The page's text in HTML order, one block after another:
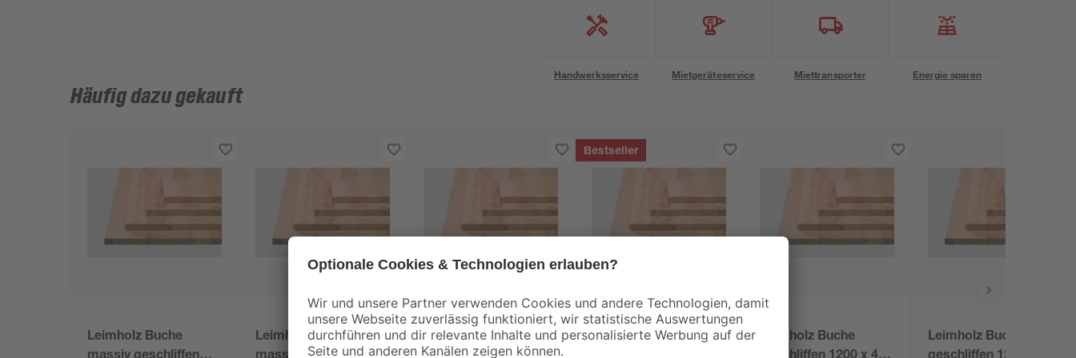
Handwerksservice Mietgeräteservice Miettransporter Energie sparen
Häufig dazu gekauft
Leimholz Buche
Leimholz Buche
Leimholz Buche
Bestseller
Leimholz Buche
Leimholz Buche
Leimholz Buche